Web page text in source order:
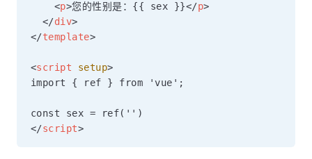
<p>您的性别是：{{ sex }}</p>
</div>
</template>
<script setup>
import { ref } from 'vue';
</script>